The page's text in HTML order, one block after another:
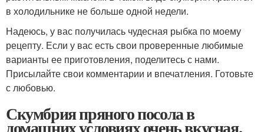
в холодильнике не больше одной недели.
Надеюсь, у вас получилась чудесная рыбка по моему
рецепту. Если у вас есть свои проверенные любимые
варианты ее приготовления, поделитесь с нами.
Присылайте свои комментарии и впечатления. Готовьте
с любовью.
Скумбрия пряного посола в